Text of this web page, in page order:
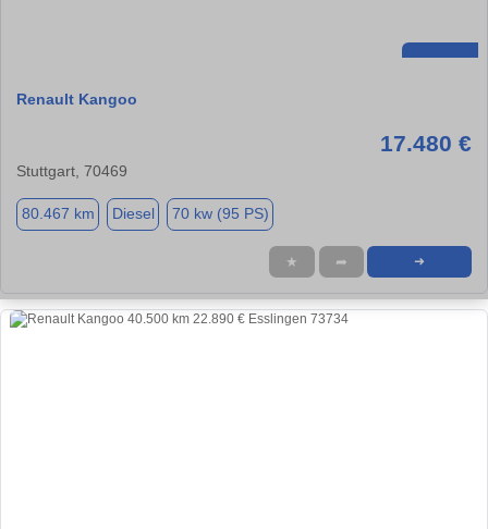
Renault Kangoo
17.480 €
Stuttgart, 70469
80.467 km Diesel 70 kw (95 PS)
★ ➦ ➜